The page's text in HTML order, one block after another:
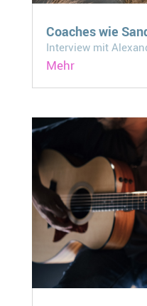
Coaches wie
Interview mit
Mehr